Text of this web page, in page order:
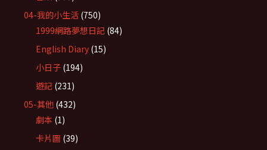
04-我的小生活 (750)
1999網路夢想日記 (84)
English Diary (15)
小日子 (194)
遊記 (231)
05-其他 (432)
劇本 (1)
卡片圖 (39)